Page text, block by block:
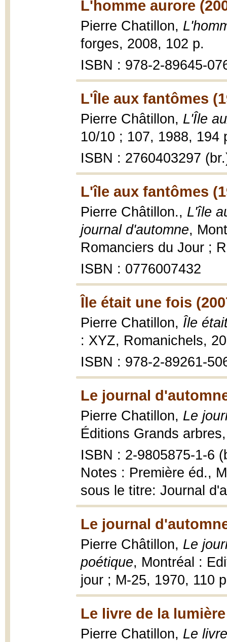
L'homme aurore
Pierre Chatillon,
forges, 2008, 102 p.
ISBN : 978-2-89645-
L'Île aux fantômes
Pierre Châtillon, L'Île
10/10 ; 107, 1988, 194
ISBN : 2760403297
L'île aux fantômes
Pierre Châtillon., L'île
journal d'automne,
Romanciers du Jour ;
ISBN : 0776007432
Île était une fois
Pierre Chatillon, Île
: XYZ, Romanichels,
ISBN : 978-2-89261-
Le journal
Pierre Chatillon, Le
Éditions Grands
ISBN : 2-9805875-1-6
Notes : Première éd.,
sous le titre: Journal
Le journal
Pierre Châtillon, Le
poétique, Montréal :
jour ; M-25, 1970, 110
Le livre de la
Pierre Chatillon, Le